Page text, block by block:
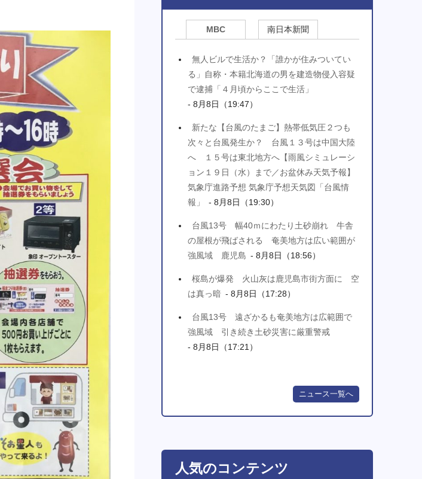
MBC 南日本新聞
無人ビルで生活か？「誰かが住みついてい
る」自称・本籍北海道の男を建造物侵入容疑
で逮捕「４月頃からここで生活」
- 8月8日（19:47）
新たな【台風のたまご】熱帯低気圧２つも
次々と台風発生か？ 台風１３号は中国大陸
へ １５号は東北地方へ【雨風シミュレーシ
ョン１９日（水）まで／お盆休み天気予報】
気象庁進路予想 気象庁予想天気図「台風情
報」
- 8月8日（19:30）
台風13号 幅40ｍにわたり土砂崩れ 牛舎
の屋根が飛ばされる 奄美地方は広い範囲が
強風域 鹿児島 - 8月8日（18:56）
桜島が爆発 火山灰は鹿児島市街方面に 空
は真っ暗 - 8月8日（17:28）
台風13号 遠ざかるも奄美地方は広範囲で
強風域 引き続き土砂災害に厳重警戒
- 8月8日（17:21）
ニュース一覧へ
人気のコンテンツ